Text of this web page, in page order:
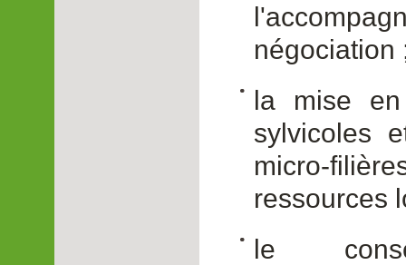
négociation
la mise
sylvicoles
micro-
ressources
le